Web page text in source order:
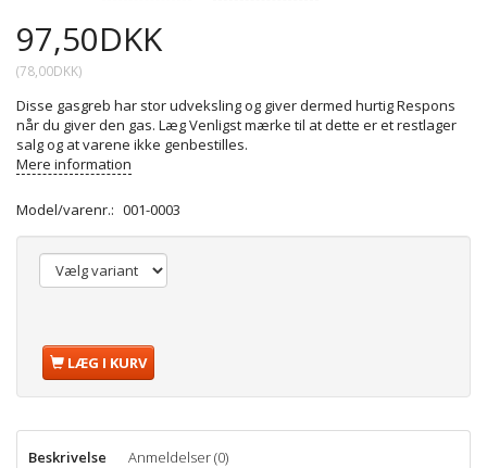
97,50DKK
(78,00DKK)
Disse gasgreb har stor udveksling og giver dermed hurtig Respons
når du giver den gas. Læg Venligst mærke til at dette er et restlager
salg og at varene ikke genbestilles.
Mere information
Model/varenr.: 001-0003
LÆG I KURV
Beskrivelse Anmeldelser (0)